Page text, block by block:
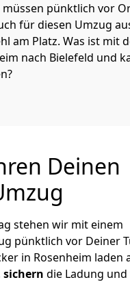
pünktlich vor
für diesen Umzug
am Platz. Was ist mit
nach Bielefeld und
Deinen
stehen wir mit einem
pünktlich vor Deiner
in Rosenheim laden
sichern die Ladung